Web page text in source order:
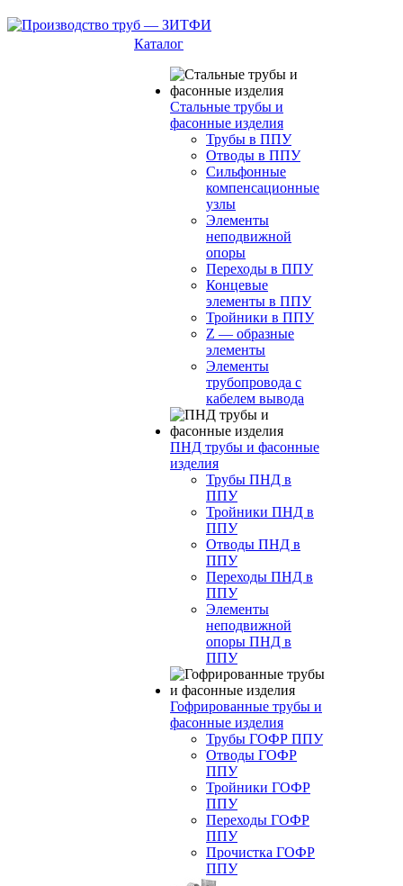
Каталог
Стальные трубы и
фасонные изделия
Трубы в ППУ
Отводы в ППУ
Сильфонные
компенсационные
узлы
Элементы
неподвижной
опоры
Переходы в ППУ
Концевые
элементы в ППУ
Тройники в ППУ
Z — образные
элементы
Элементы
трубопровода с
кабелем вывода
ПНД трубы и фасонные
изделия
Трубы ПНД в
ППУ
Тройники ПНД в
ППУ
Отводы ПНД в
ППУ
Переходы ПНД в
ППУ
Элементы
неподвижной
опоры ПНД в
ППУ
Гофрированные трубы и
фасонные изделия
Трубы ГОФР ППУ
Отводы ГОФР
ППУ
Тройники ГОФР
ППУ
Переходы ГОФР
ППУ
Прочистка ГОФР
ППУ